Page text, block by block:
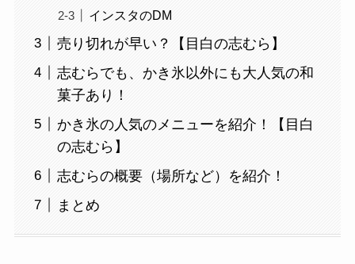
インスタのDM
売り切れが早い？【目白の志むら】
志むらでも、かき氷以外にも大人気の和
菓子あり！
かき氷の人気のメニューを紹介！【目白
の志むら】
志むらの概要（場所など）を紹介！
まとめ